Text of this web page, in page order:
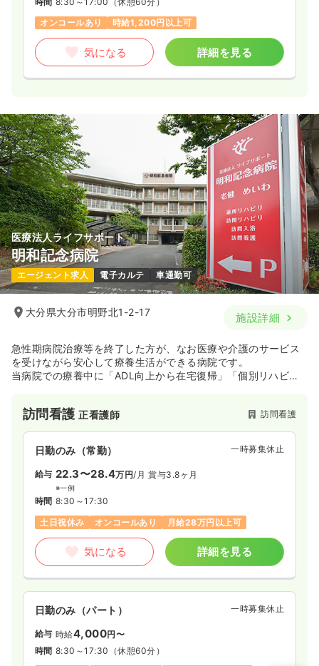
オンコールあり
時給1,200円以上可
気になる 詳細を見る
医療法人ライフサポート
明和記念病院
エージェント求人 電子カルテ 車通勤可
大分県大分市明野北1-2-17 施設詳細
急性期病院治療等を終了した方が、なお医療や介護のサービス
を受けながら安心して療養生活ができる病院です。
当病院での療養中に「ADL向上から在宅復帰」「個別リハビ
訪問看護正看護師 訪問看護
日勤のみ（常勤） 一時募集休止
給与 22.3〜28.4万円/月 賞与3.8ヶ月
※一例
時間 8:30～17:30
土日祝休み
オンコールあり 月給28万円以上可
気になる 詳細を見る
日勤のみ（パート） 一時募集休止
給与 時給4,000円〜
時間 8:30～17:30 （休憩60分）